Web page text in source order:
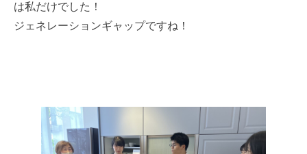
は私だけでした！
ジェネレーションギャップですね！